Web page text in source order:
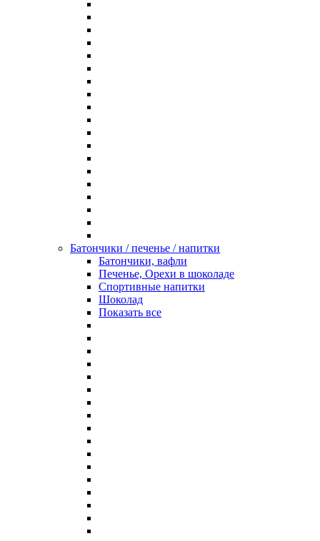
Батончики / печенье / напитки
Батончики, вафли
Печенье, Орехи в шоколаде
Спортивные напитки
Шоколад
Показать все